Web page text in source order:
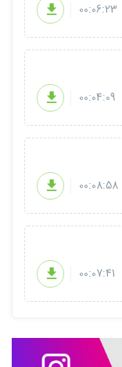
00:06:23
00:04:09
00:08:58
00:07:41